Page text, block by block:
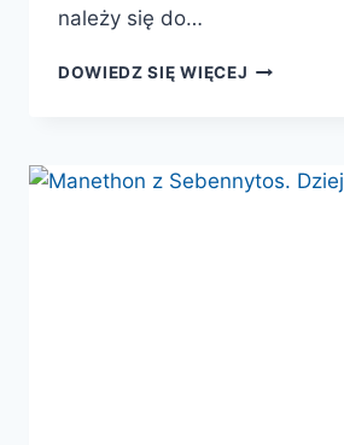
należy się do…
DOWIEDZ SIĘ WIĘCEJ NIEZNOŚNY
CZESKIE